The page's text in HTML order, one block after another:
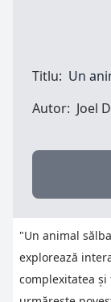
Titlu: Un
Autor: Joel
"Un animal
explorează
complexitatea